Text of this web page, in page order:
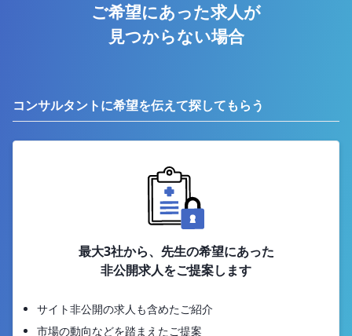
ご希望にあった求人が
見つからない場合
コンサルタントに希望を伝えて探してもらう
最大3社から、先生の希望にあった
非公開求人をご提案します
サイト非公開の求人も含めたご紹介
市場の動向などを踏まえたご提案